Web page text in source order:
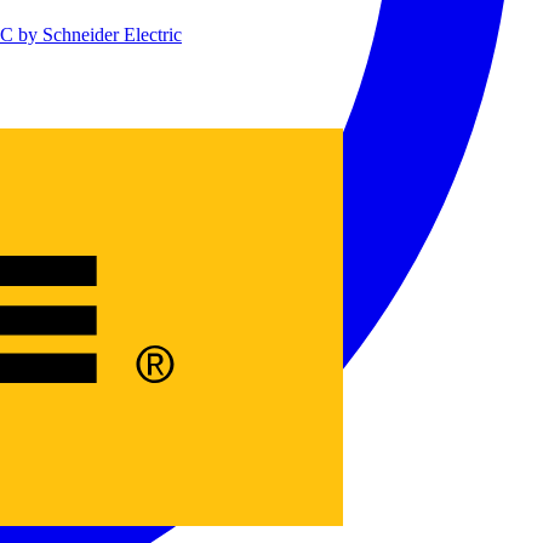
by Schneider Electric